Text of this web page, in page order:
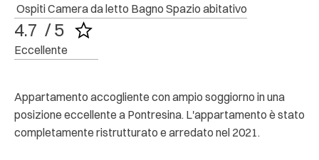
Ospiti Camera da letto Bagno Spazio abitativo
4.7  / 5
Eccellente
Appartamento accogliente con ampio soggiorno in una
posizione eccellente a Pontresina. L'appartamento è stato
completamente ristrutturato e arredato nel 2021.